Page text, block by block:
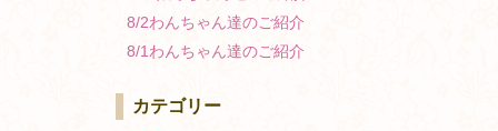
8/2わんちゃん達のご紹介
8/1わんちゃん達のご紹介
カテゴリー